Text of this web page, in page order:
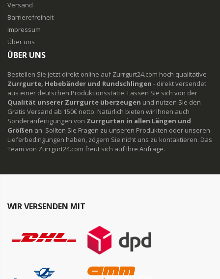
Versand
Barrierefreiheit
Impressum
Über uns
ÜBER UNS
Bestellen Sie jetzt direkt online auf Zurrgurt24.com hoch qualitative
Zurrgurte, Hebebänder und Rundschlingen - direkt versendet
aus einer deutschen Produktionsstätte. Lassen Sie sich von der
Qualität unserer Zurrgurte überzeugen und nutzen Sie den
Gratis Versand ab 150€ netto. Natürlich bieten wir Ihnen auch
Sonderanfertigungen von Zurrgurten in allen Längen und
Größen an. Sollten Sie Fragen zu unseren Produkten oder unseren
Lieferbedingungen haben, zögern Sie nicht uns zu kontaktieren. Das
Team von Zurrgurt24.com freut sich auf Ihre Anfrage.
WIR VERSENDEN MIT